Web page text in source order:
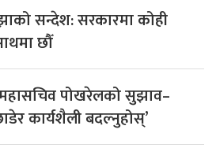
झाको सन्देश: सरकारमा कोही
छौँ
महासचिव पोखरेलको सुझाव–
कार्यशैली बदल्नुहोस्’